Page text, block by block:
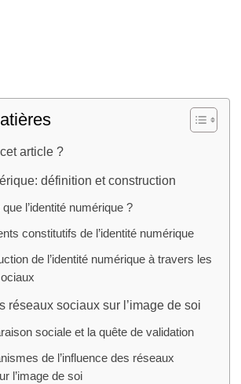
article ?
définition et construction
que l’identité numérique ?
constitutifs de l’identité numérique
de l’identité numérique à travers les
réseaux sociaux sur l’image de soi
sociale et la quête de validation
de l’influence des réseaux
l’image de soi